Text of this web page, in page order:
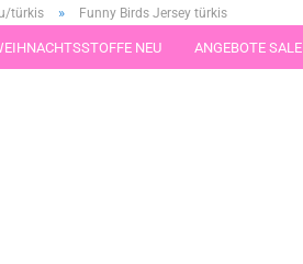
NEU ANGEBOTE SALE
türkis » Funny Birds Jersey türkis
in dieser Kategorie